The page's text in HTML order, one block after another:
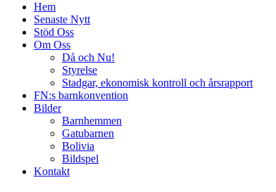
Hem
Senaste Nytt
Stöd Oss
Om Oss
Då och Nu!
Styrelse
Stadgar, ekonomisk kontroll och årsrapport
FN:s barnkonvention
Bilder
Barnhemmen
Gatubarnen
Bolivia
Bildspel
Kontakt